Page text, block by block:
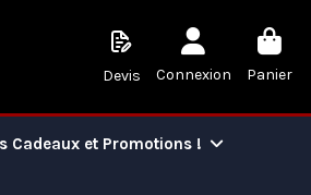
Devis Connexion Panier
Cadeaux et Promotions !